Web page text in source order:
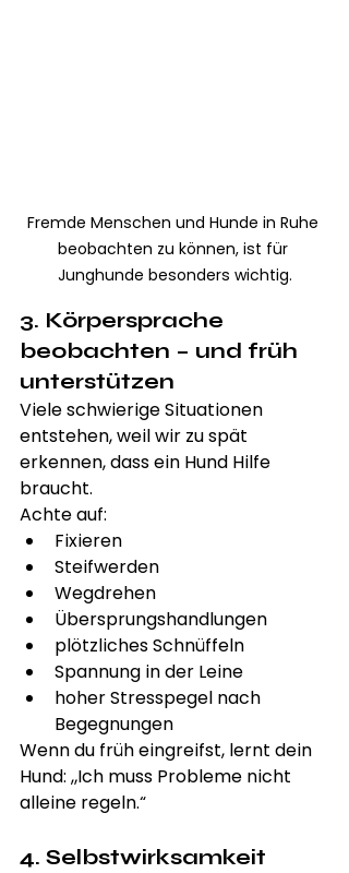
Fremde Menschen und Hunde in Ruhe
beobachten zu können, ist für
Junghunde besonders wichtig.
3. Körpersprache
beobachten – und früh
unterstützen
Viele schwierige Situationen
entstehen, weil wir zu spät
erkennen, dass ein Hund Hilfe
braucht.
Achte auf:
Fixieren
Steifwerden
Wegdrehen
Übersprungshandlungen
plötzliches Schnüffeln
Spannung in der Leine
hoher Stresspegel nach
Begegnungen
Wenn du früh eingreifst, lernt dein
Hund: „Ich muss Probleme nicht
alleine regeln.“
4. Selbstwirksamkeit